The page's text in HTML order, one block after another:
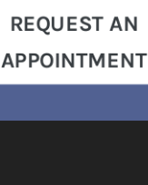
REQUEST AN
APPOINTMENT